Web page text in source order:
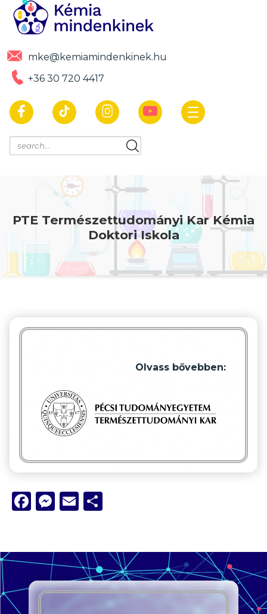
mke@kemiamindenkinek.hu
+36 30 720 4417
PTE Természettudományi Kar Kémia
Doktori Iskola
Olvass bővebben:
Facebook
Messenger
Email